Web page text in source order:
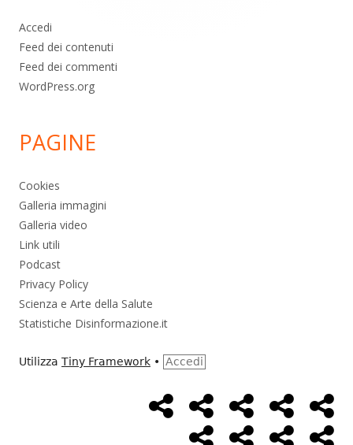
Accedi
Feed dei contenuti
Feed dei commenti
WordPress.org
PAGINE
Cookies
Galleria immagini
Galleria video
Link utili
Podcast
Privacy Policy
Scienza e Arte della Salute
Statistiche Disinformazione.it
Utilizza Tiny Framework • Accedi
MenùHome
Page
Alimentazione
AmbienteBambini
Cancro ControlloEconomia